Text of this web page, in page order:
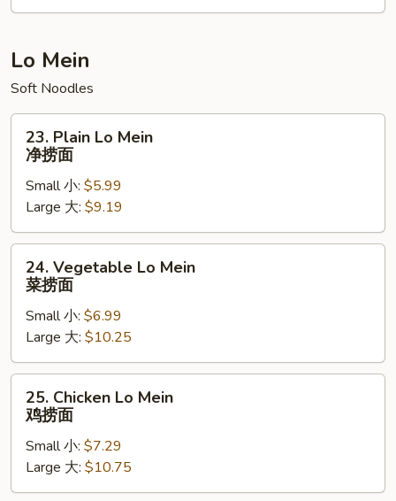
本
炒Lo Mein
Soft Noodles
Plain
Lo
Mein
捞
面
23. Plain Lo Mein
净捞面
Small 小: $5.99
Large 大: $9.19
Vegetable
Lo
Mein
捞
面
24. Vegetable Lo Mein
菜捞面
Small 小: $6.99
Large 大: $10.25
Chicken
Lo
Mein
捞
25. Chicken Lo Mein
鸡捞面
Small 小: $7.29
Large 大: $10.75